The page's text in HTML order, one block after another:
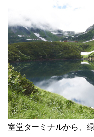
室堂ターミナルから、